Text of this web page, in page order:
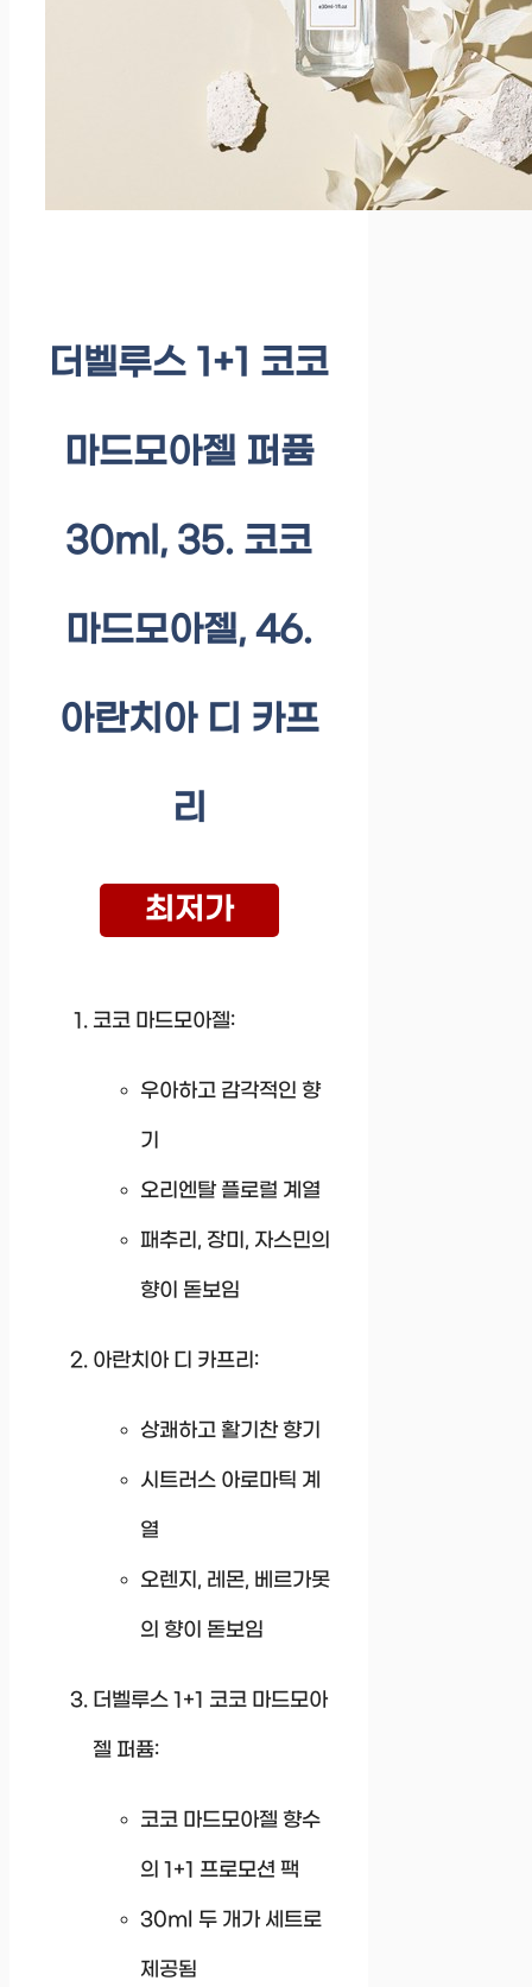
더벨루스 1+1 코코
마드모아젤 퍼퓸
30ml, 35. 코코
마드모아젤, 46.
아란치아 디 카프
리
최저가
코코 마드모아젤:
우아하고 감각적인 향
기
오리엔탈 플로럴 계열
패추리, 장미, 자스민의
향이 돋보임
아란치아 디 카프리:
상쾌하고 활기찬 향기
시트러스 아로마틱 계
열
오렌지, 레몬, 베르가못
의 향이 돋보임
더벨루스 1+1 코코 마드모아
젤 퍼퓸:
코코 마드모아젤 향수
의 1+1 프로모션 팩
30ml 두 개가 세트로
제공됨